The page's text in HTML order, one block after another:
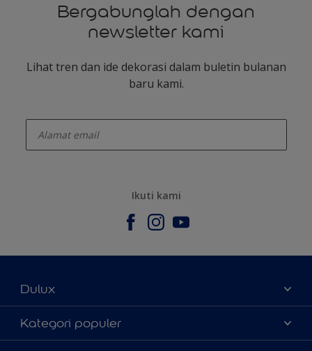
Bergabunglah dengan
newsletter kami
Lihat tren dan ide dekorasi dalam buletin bulanan
baru kami.
Ikuti kami
Dulux
Tentang Kami
Contact us
Kategori populer